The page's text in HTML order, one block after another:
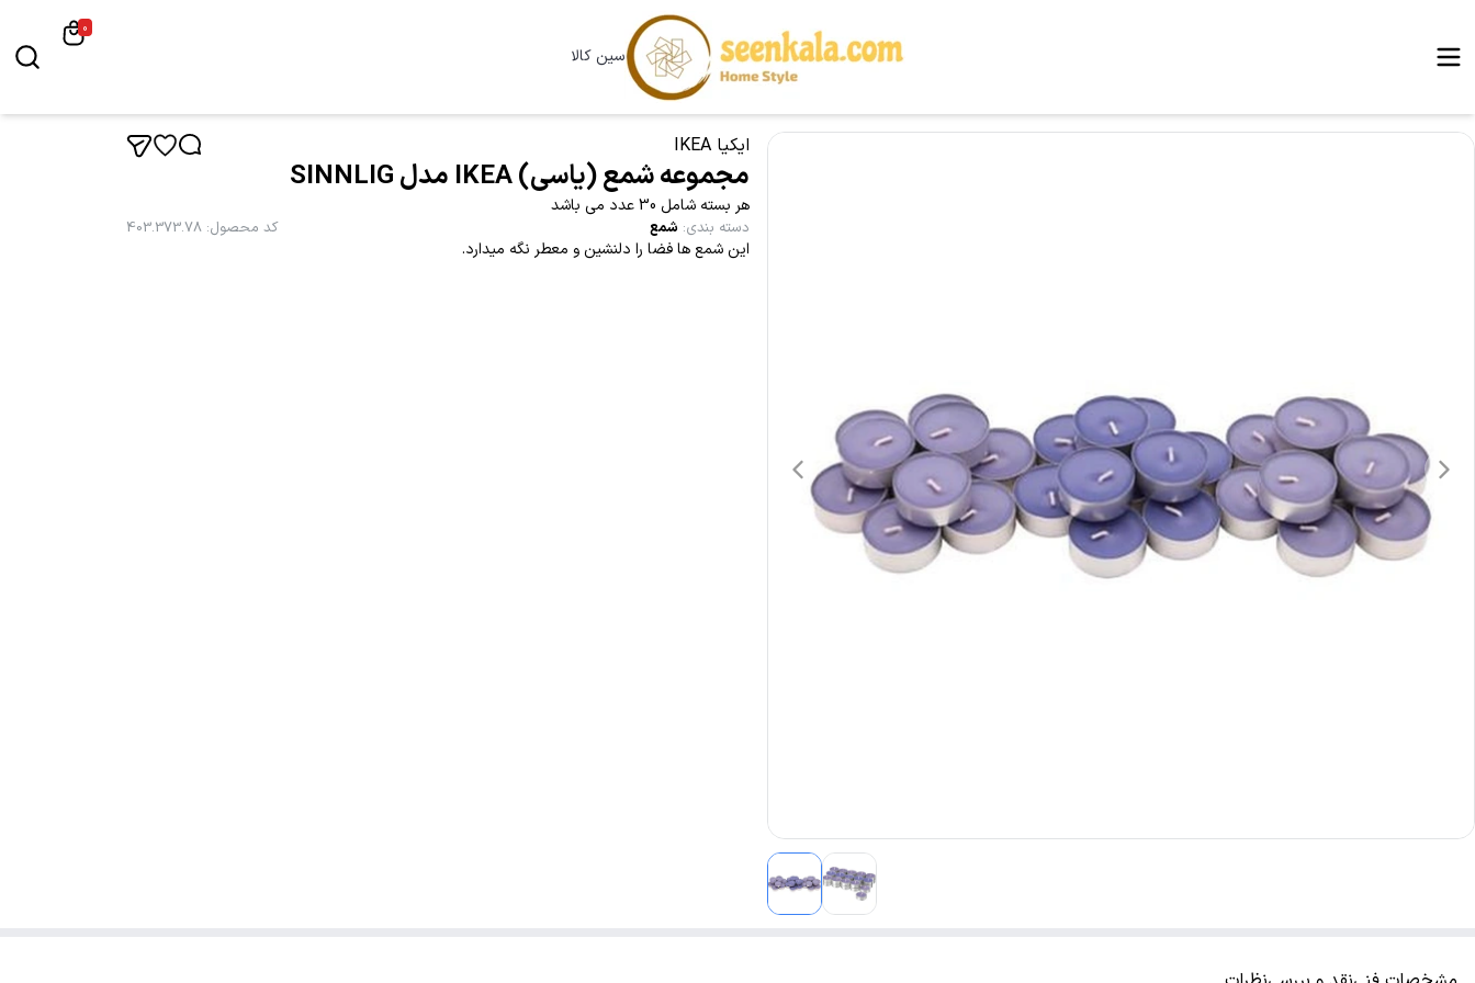
سین کالا
0
ایکیا IKEA
مجموعه شمع (یاسی) IKEA مدل SINNLIG
هر بسته شامل 30 عدد می باشد
دسته بندی: شمع کد محصول:
403.373.78
این شمع ها فضا را دلنشین و معطر نگه میدارد.